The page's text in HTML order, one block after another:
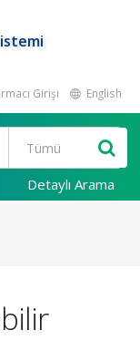
Girişi English
Detaylı Arama